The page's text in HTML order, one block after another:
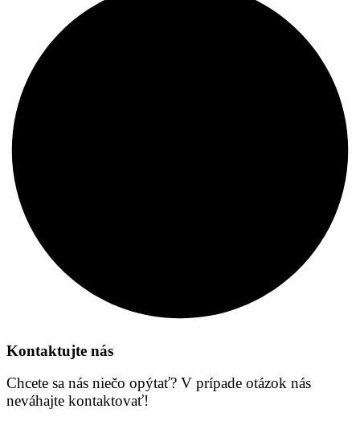
Kontaktujte nás
Chcete sa nás niečo opýtať? V prípade otázok nás
neváhajte kontaktovať!